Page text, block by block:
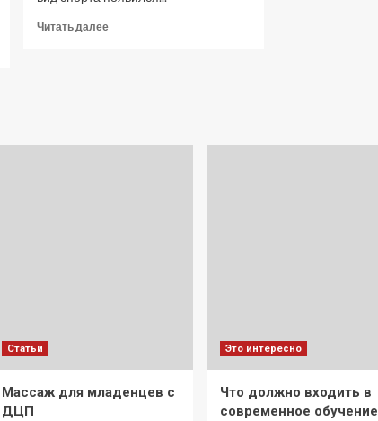
Читать далееПрочитать
для
Статьи
Массаж для младенцев с
ДЦП
Это интересно
Что должно входить в
современное обучение